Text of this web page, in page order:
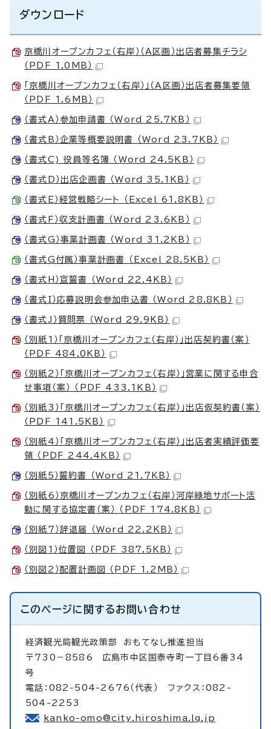
ダウンロード
京橋川オープンカフェ（右岸）（A区画）出店者募集チラシ
（PDF 1.0MB）
「京橋川オープンカフェ（右岸）」（A区画）出店者募集要領
（PDF 1.6MB）
（書式A）参加申請書 （Word 25.7KB）
（書式B）企業等概要説明書 （Word 23.7KB）
（書式C) 役員等名簿 （Word 24.5KB）
（書式D）出店企画書 （Word 35.1KB）
（書式E）経営戦略シート （Excel 61.8KB）
（書式F）収支計画書 （Word 23.6KB）
（書式G）事業計画書 （Word 31.2KB）
（書式G付属）事業計画書 （Excel 28.5KB）
（書式H）宣誓書 （Word 22.4KB）
（書式I）応募説明会参加申込書 （Word 28.8KB）
（書式J）質問票 （Word 29.9KB）
（別紙1）「京橋川オープンカフェ（右岸）」出店契約書（案）
（PDF 484.0KB）
（別紙2）「京橋川オープンカフェ（右岸）」営業に関する申合
せ事項（案） （PDF 433.1KB）
（別紙3）「京橋川オープンカフェ（右岸）」出店仮契約書（案）
（PDF 141.5KB）
（別紙4）「京橋川オープンカフェ（右岸）」出店者実績評価要
領 （PDF 244.4KB）
（別紙5）誓約書 （Word 21.7KB）
（別紙6）京橋川オープンカフェ（右岸）河岸緑地サポート活
動に関する協定書（案） （PDF 174.8KB）
（別紙7）辞退届 （Word 22.2KB）
（別図1）位置図 （PDF 387.5KB）
（別図2）配置計画図 （PDF 1.2MB）
このページに関するお問い合わせ
経済観光局観光政策部 おもてなし推進担当
〒730－8586 広島市中区国泰寺町一丁目6番34
号
電話：082-504-2676（代表） ファクス：082-
504-2253
kanko-omo@city.hiroshima.lg.jp